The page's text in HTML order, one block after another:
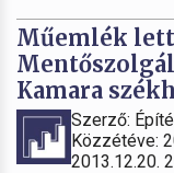
Műemlék lett
Kamara
Szerző:
Közzétéve:
2013.12.20.